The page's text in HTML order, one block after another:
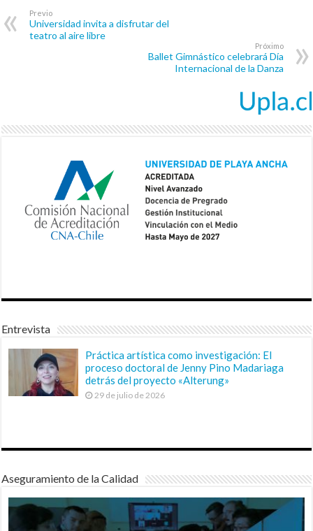
Previo
Universidad invita a disfrutar del
teatro al aire libre
Próximo
Ballet Gimnástico celebrará Día
Internacional de la Danza
Entrevista
Práctica artística como investigación: El
proceso doctoral de Jenny Pino Madariaga
detrás del proyecto «Alterung»
29 de julio de 2026
Aseguramiento de la Calidad